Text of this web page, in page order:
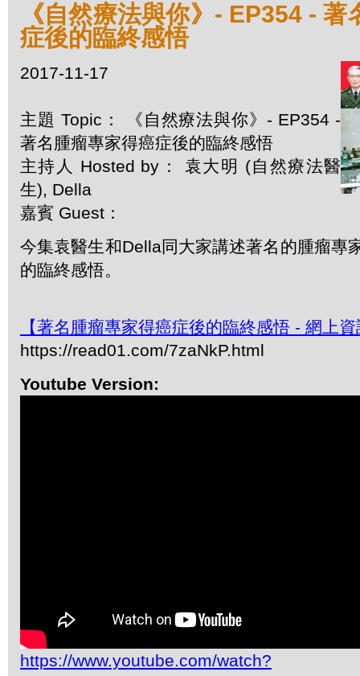
《自然療法與你》- EP354 -
症後的臨終感悟
2017-11-17
主題 Topic： 《自然療法與你》- EP354 -
著名腫瘤專家得癌症後的臨終感悟
主持人 Hosted by： 袁大明 (自然療法醫
生), Della
嘉賓 Guest：
今集袁醫生和Della同大家講述著名的腫瘤專
的臨終感悟。
【著名腫瘤專家得癌症後的臨終感悟 - 網上
https://read01.com/7zaNkP.html
Youtube Version:
https://www.youtube.com/watch?